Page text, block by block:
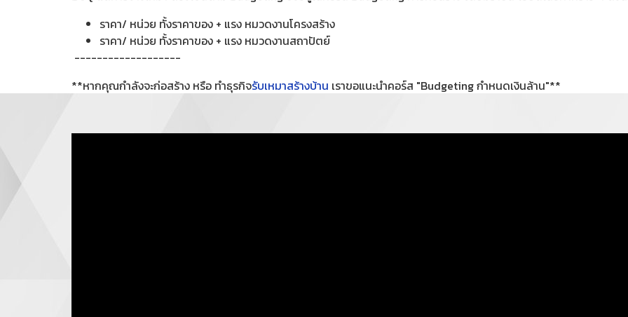
ราคา/ หน่วย ทั้งราคาของ + แรง หมวดงานโครงสร้าง
ราคา/ หน่วย ทั้งราคาของ + แรง หมวดงานสถาปัตย์
-------------------
**หากคุณกำลังจะก่อสร้าง หรือ ทำธุรกิจรับเหมาสร้างบ้าน เราขอแนะนำคอร์ส "Budgeting กำหนดเงินล้าน"**